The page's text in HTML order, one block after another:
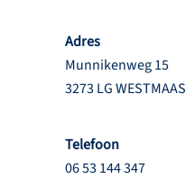
Adres
Munnikenweg 15
3273 LG WESTMAAS
Telefoon
06 53 144 347